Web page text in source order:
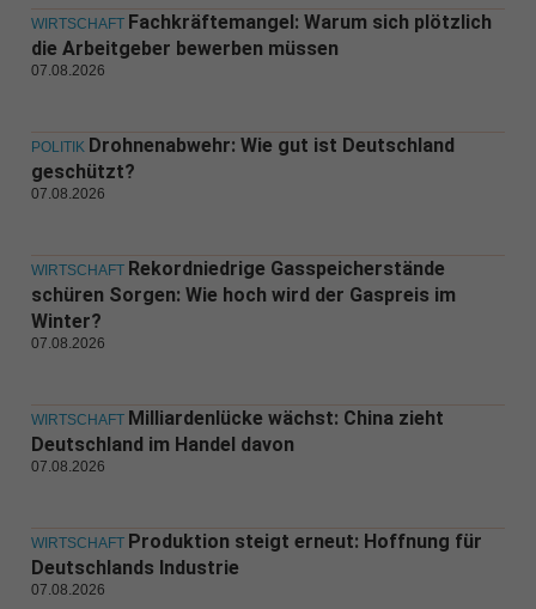
WIRTSCHAFT Fachkräftemangel: Warum sich plötzlich
die Arbeitgeber bewerben müssen
07.08.2026
POLITIK Drohnenabwehr: Wie gut ist Deutschland
geschützt?
07.08.2026
WIRTSCHAFT Rekordniedrige Gasspeicherstände
schüren Sorgen: Wie hoch wird der Gaspreis im
Winter?
07.08.2026
WIRTSCHAFT Milliardenlücke wächst: China zieht
Deutschland im Handel davon
07.08.2026
WIRTSCHAFT Produktion steigt erneut: Hoffnung für
Deutschlands Industrie
07.08.2026